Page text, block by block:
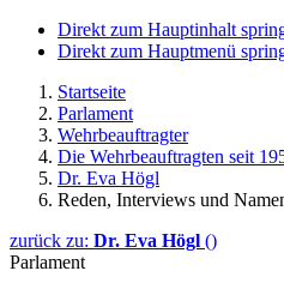
Direkt zum Hauptinhalt
Direkt zum Hauptmenü
Startseite
Parlament
Wehrbeauftragter
Die Wehrbeauftragten seit
Dr. Eva Högl
Reden, Interviews und
zurück zu: Dr. Eva Högl ()
Parlament